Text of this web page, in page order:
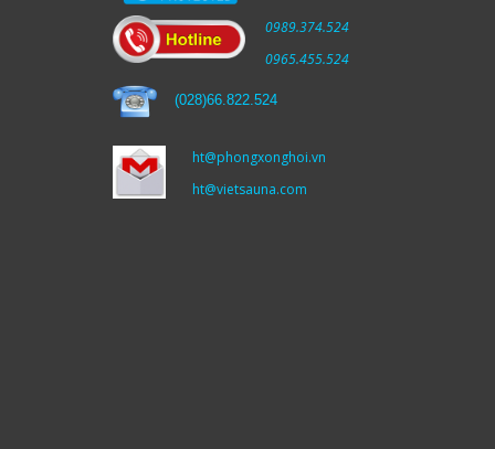
0989.374.524
0965.455.524
(028)66.822.524
ht@phongxonghoi.vn
ht@vietsauna.com